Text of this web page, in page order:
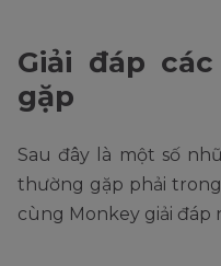
Giải đáp
gặp
Sau đây là một số
thường gặp phải
cùng Monkey giải đáp